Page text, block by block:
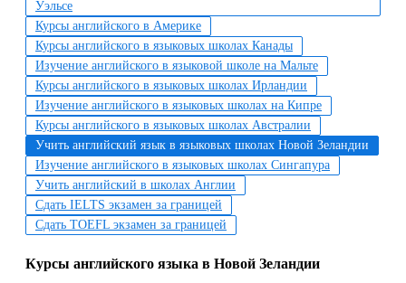
Уэльсе
Курсы английского в Америке
Курсы английского в языковых школах Канады
Изучение английского в языковой школе на Мальте
Курсы английского в языковых школах Ирландии
Изучение английского в языковых школах на Кипре
Курсы английского в языковых школах Австралии
Учить английский язык в языковых школах Новой Зеландии
Изучение английского в языковых школах Сингапура
Учить английский в школах Англии
Сдать IELTS экзамен за границей
Сдать TOEFL экзамен за границей
Курсы английского языка в Новой Зеландии